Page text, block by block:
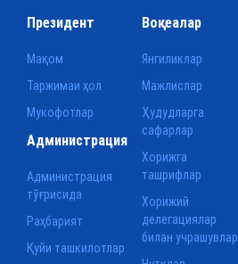
Президент
Мақом
Таржимаи ҳол
Мукофотлар
Воқеалар
Янгиликлар
Мажлислар
Ҳудудларга
сафарлар
Хорижга
ташрифлар
Хорижий
делегациялар
билан учрашувлар
Администрация
Администрация
тўғрисида
Раҳбарият
Қуйи ташкилотлар